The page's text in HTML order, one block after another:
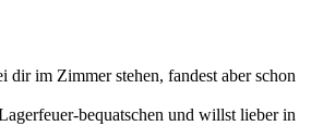
im Zimmer stehen, fandest aber schon
bequatschen und willst lieber in